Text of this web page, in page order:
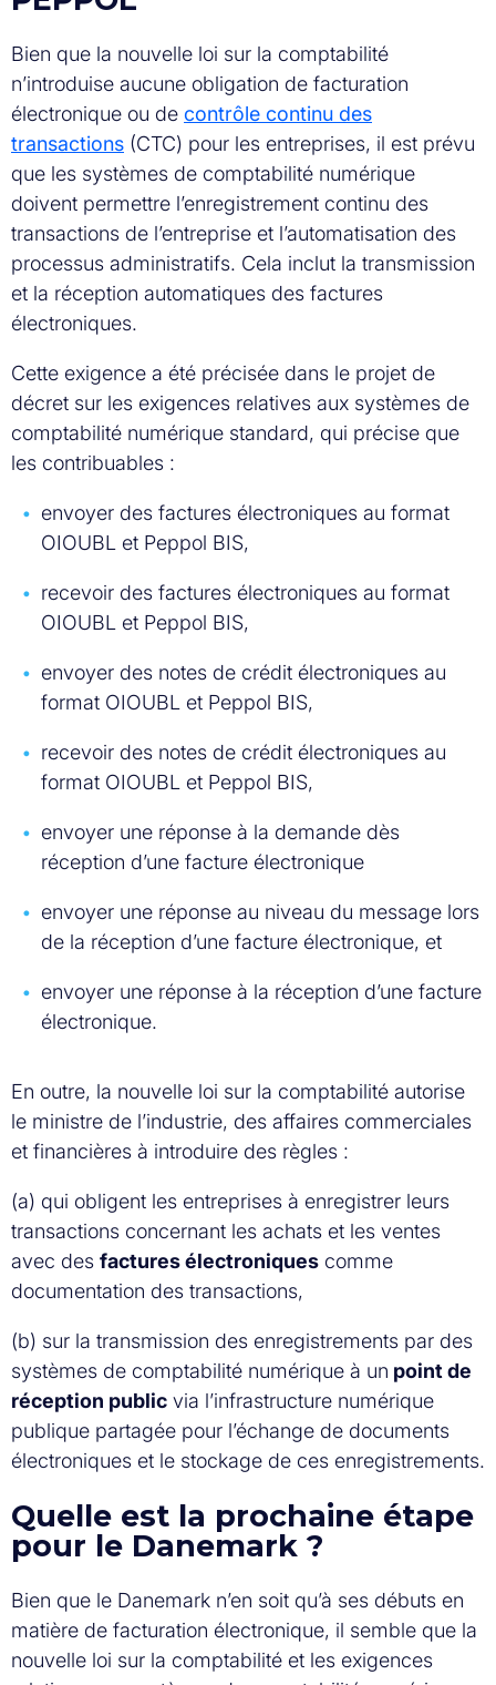
Bien que la nouvelle loi sur la comptabilité
n’introduise aucune obligation de facturation
électronique ou de contrôle continu des
transactions (CTC) pour les entreprises, il est prévu
que les systèmes de comptabilité numérique
doivent permettre l’enregistrement continu des
transactions de l’entreprise et l’automatisation des
processus administratifs. Cela inclut la transmission
et la réception automatiques des factures
électroniques.
Cette exigence a été précisée dans le projet de
décret sur les exigences relatives aux systèmes de
comptabilité numérique standard, qui précise que
les contribuables :
envoyer des factures électroniques au format
OIOUBL et Peppol BIS,
recevoir des factures électroniques au format
OIOUBL et Peppol BIS,
envoyer des notes de crédit électroniques au
format OIOUBL et Peppol BIS,
recevoir des notes de crédit électroniques au
format OIOUBL et Peppol BIS,
envoyer une réponse à la demande dès
réception d’une facture électronique
envoyer une réponse au niveau du message lors
de la réception d’une facture électronique, et
envoyer une réponse à la réception d’une facture
électronique.
En outre, la nouvelle loi sur la comptabilité autorise
le ministre de l’industrie, des affaires commerciales
et financières à introduire des règles :
(a) qui obligent les entreprises à enregistrer leurs
transactions concernant les achats et les ventes
avec des factures électroniques comme
documentation des transactions,
(b) sur la transmission des enregistrements par des
systèmes de comptabilité numérique à un point de
réception public via l’infrastructure numérique
publique partagée pour l’échange de documents
électroniques et le stockage de ces enregistrements.
Quelle est la prochaine étape
pour le Danemark ?
Bien que le Danemark n’en soit qu’à ses débuts en
matière de facturation électronique, il semble que la
nouvelle loi sur la comptabilité et les exigences